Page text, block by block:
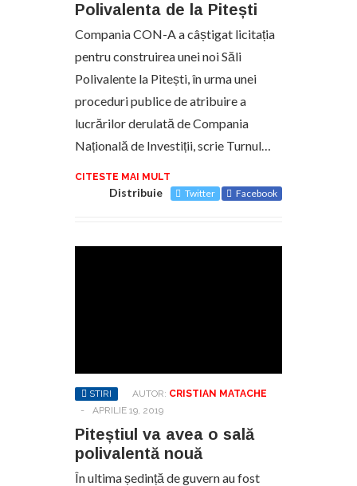
Polivalenta de la Pitești
Compania CON-A a câștigat licitația
pentru construirea unei noi Săli
Polivalente la Pitești, în urma unei
proceduri publice de atribuire a
lucrărilor derulată de Compania
Națională de Investiții, scrie Turnul…
CITESTE MAI MULT
Distribuie Twitter Facebook
STIRI AUTOR: CRISTIAN MATACHE
-
APRILIE 19, 2019
Piteștiul va avea o sală
polivalentă nouă
În ultima ședință de guvern au fost